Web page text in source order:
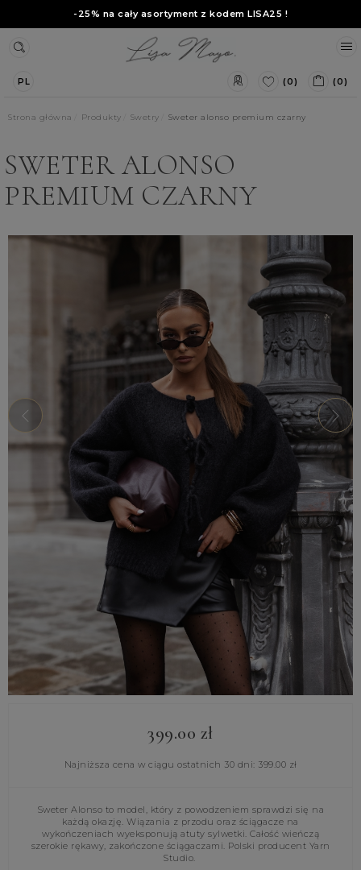
-25% na cały asortyment z kodem LISA25 !
PL (0) (0)
Strona główna Produkty Swetry Sweter alonso premium czarny
SWETER ALONSO
PREMIUM CZARNY
399.00 zł
Najniższa cena w ciągu ostatnich 30 dni: 399.00 zł
Sweter Alonso to model, który z powodzeniem sprawdzi się na
każdą okazję. Wiązania z przodu oraz ściągacze na
wykończeniach wyeksponują atuty sylwetki. Całość wieńczą
szerokie rękawy, zakończone ściągaczami. Polski producent Yarn
Studio.